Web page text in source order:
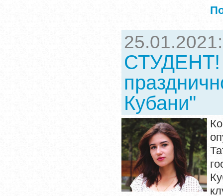
СТУДЕНТ!
Кубани"